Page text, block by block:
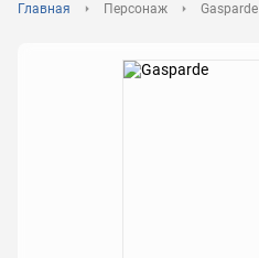
Главная Персонаж Gasparde